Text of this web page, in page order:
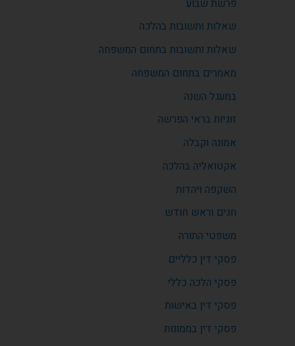
פרשת שבוע
שאלות ותשובות בהלכה
שאלות ותשובות בתחום המשפחה
מאמרים בתחום המשפחה
במעגל השנה
זוגיות בראי הפרשה
אמונה וקבלה
אקטואליה בהלכה
השקפה ויהדות
חגים וראש חודש
משפטי התורה
פסקי דין כלליים
פסקי הלכה כללי
פסקי דין באישות
פסקי דין בממונות